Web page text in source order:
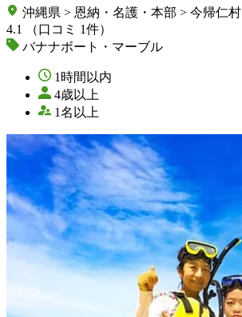
沖縄県 > 恩納・名護・本部 > 今帰仁村
4.1
（口コミ 1件）
バナナボート・マーブル
1時間以内
4歳以上
1名以上